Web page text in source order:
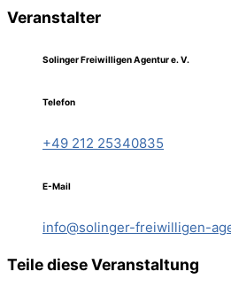
Veranstalter
Solinger Freiwilligen Agentur e. V.
Telefon
+49 212 25340835
E-Mail
info@solinger-freiwilligen-
Teile diese Veranstaltung